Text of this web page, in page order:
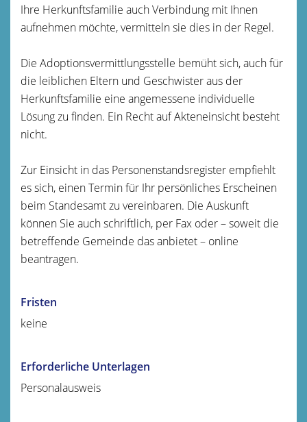
Ihre Herkunftsfamilie auch Verbindung mit Ihnen
aufnehmen möchte, vermitteln sie dies in der Regel.
Die Adoptionsvermittlungsstelle bemüht sich, auch für
die leiblichen Eltern und Geschwister aus der
Herkunftsfamilie eine angemessene individuelle
Lösung zu finden. Ein Recht auf Akteneinsicht besteht
nicht.
Zur Einsicht in das Personenstandsregister empfiehlt
es sich, einen Termin für Ihr persönliches Erscheinen
beim Standesamt zu vereinbaren. Die Auskunft
können Sie auch schriftlich, per Fax oder – soweit die
betreffende Gemeinde das anbietet – online
beantragen.
Fristen
keine
Erforderliche Unterlagen
Personalausweis